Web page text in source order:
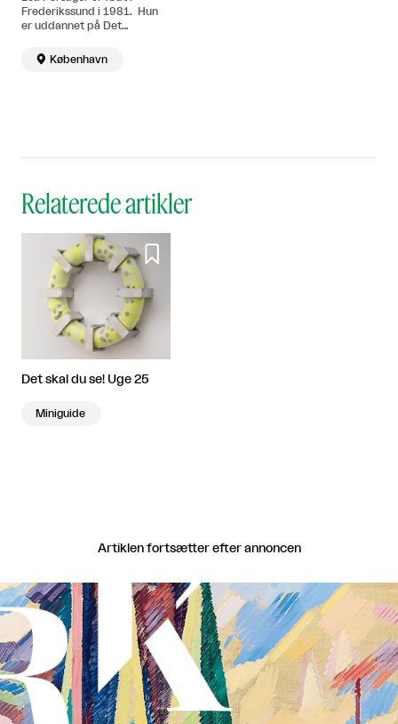
Frederikssund i 1981. Hun
er uddannet på Det
Kunstakademi 2004-2010
og Städelschule, Frankfurt
 København
Relaterede artikler

Det skal du se! Uge 25
Miniguide
Artiklen fortsætter efter annoncen